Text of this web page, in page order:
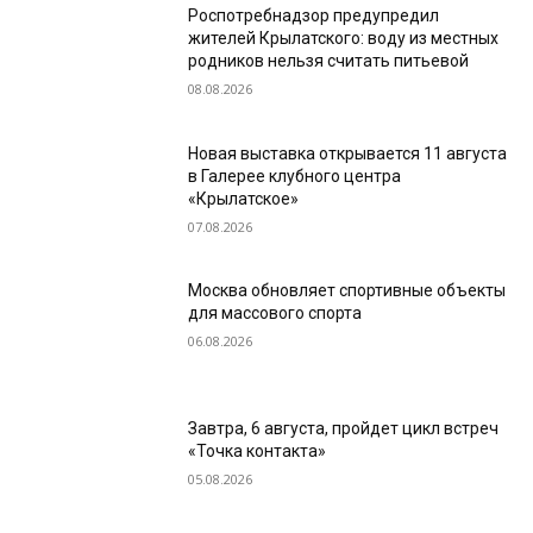
Роспотребнадзор предупредил
жителей Крылатского: воду из местных
родников нельзя считать питьевой
08.08.2026
Новая выставка открывается 11 августа
в Галерее клубного центра
«Крылатское»
07.08.2026
Москва обновляет спортивные объекты
для массового спорта
06.08.2026
Завтра, 6 августа, пройдет цикл встреч
«Точка контакта»
05.08.2026